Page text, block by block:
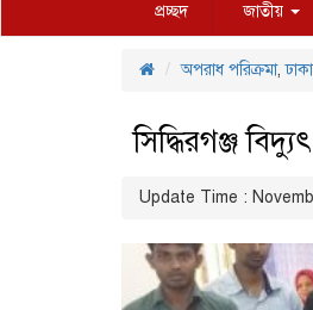
প্রচ্ছদ জাতীয়
অপরাধ পরিক্রমা,
সিদ্ধিরগঞ্জ
Update Time :